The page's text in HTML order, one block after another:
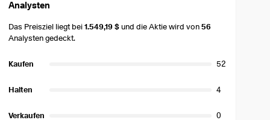
Analysten
Das Preisziel liegt bei1.549,19 $und die Aktie wird von56
Analysten gedeckt.
Kaufen 52
Halten 4
Verkaufen 0